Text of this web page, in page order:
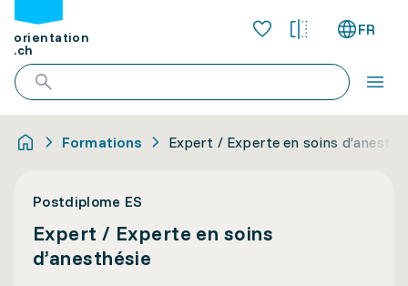
orientation
.ch
FR
Formations Expert / Experte en soins
Postdiplome ES
Expert / Experte en soins
d’anesthésie